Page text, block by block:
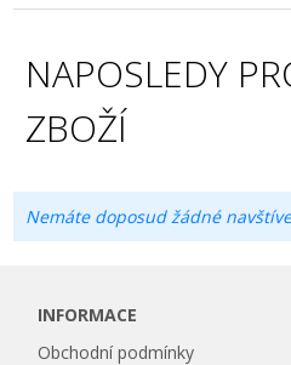
NAPOSLEDY
ZBOŽÍ
Nemáte doposud žádné
INFORMACE
Obchodní podmínky